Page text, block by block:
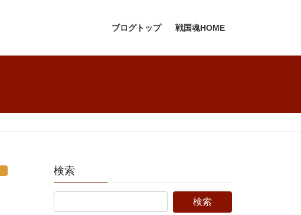
ブログトップ 戦国魂HOME
検索